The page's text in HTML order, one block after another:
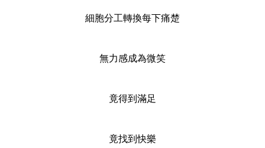
細胞分工轉換每下痛楚
無力感成為微笑
竟得到滿足
竟找到快樂